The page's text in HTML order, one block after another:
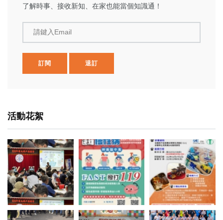
了解時事、接收新知、在家也能當個知識通！
請鍵入Email
訂閱 退訂
活動花絮